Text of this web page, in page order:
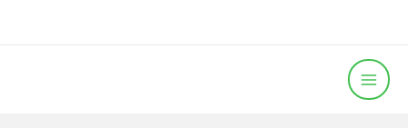
المحتوى